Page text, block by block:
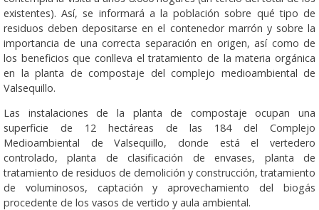
existentes). Así, se informará a la población sobre qué tipo de
residuos deben depositarse en el contenedor marrón y sobre la
importancia de una correcta separación en origen, así como de
los beneficios que conlleva el tratamiento de la materia orgánica
en la planta de compostaje del complejo medioambiental de
Valsequillo.
Las instalaciones de la planta de compostaje ocupan una
superficie de 12 hectáreas de las 184 del Complejo
Medioambiental de Valsequillo, donde está el vertedero
controlado, planta de clasificación de envases, planta de
tratamiento de residuos de demolición y construcción, tratamiento
de voluminosos, captación y aprovechamiento del biogás
procedente de los vasos de vertido y aula ambiental.